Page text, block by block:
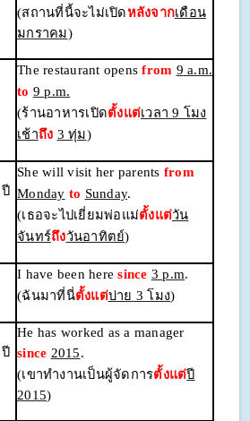
(สถานที่นี้จะไม่เปิดหลังจากเดือน
มกราคม)
The restaurant opensfrom 9 a.m.
to 9 p.m.
(ร้านอาหารเปิดตั้งแต่เวลา 9 โมง
เช้าถึง 3 ทุ่ม)
She will visit her parents from
Monday to Sunday.
(เธอจะไปเยี่ยมพ่อแม่ตั้งแต่วัน
จันทร์ถึงวันอาทิตย์)
I have been here since 3 p.m.
(ฉันมาที่นี่ตั้งแต่บ่าย 3 โมง)
He has worked as a manager
since 2015.
(เขาทำงานเป็นผู้จัดการตั้งแต่ปี
2015)